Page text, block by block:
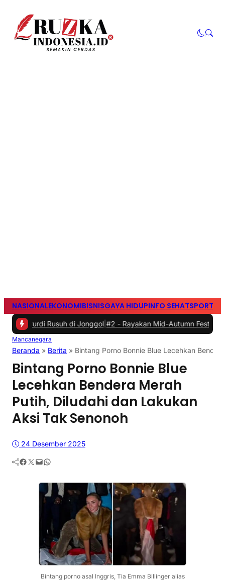
NASIONALEKONOMIBISNISGAYA HIDUPINFO SEHATSPORTS
Rusuh di Jonggol| #2 -Rayakan Mid-Autumn Festival dengan
Mancanegara
Beranda » Berita » Bintang Porno Bonnie Blue Lecehkan
Bintang Porno Bonnie Blue
Lecehkan Bendera Merah
Putih, Diludahi dan Lakukan
Aksi Tak Senonoh
24 Desember 2025
Facebook Twitter Mail WhatsApp
Bintang porno asal Inggris, Tia Emma Billinger alias